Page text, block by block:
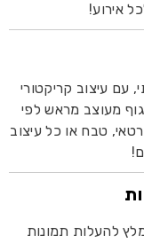
אירוע!
עם עיצוב קריקטורי
מעוצב מראש לפי
טבח או כל עיצוב
להעלות תמונות